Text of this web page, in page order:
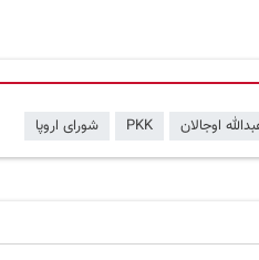
اوجالان PKK شورای اروپا